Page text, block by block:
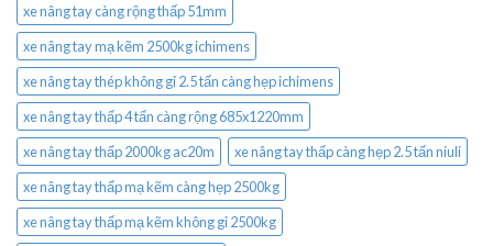
xe nâng tay càng rộng thấp 51mm
xe nâng tay mạ kẽm 2500kg ichimens
xe nâng tay thép không gỉ 2.5 tấn càng hẹp ichimens
xe nâng tay thấp 4 tấn càng rộng 685x1220mm
xe nâng tay thấp 2000kg ac20m
xe nâng tay thấp càng hẹp 2.5 tấn niuli
xe nâng tay thấp mạ kẽm càng hẹp 2500kg
xe nâng tay thấp mạ kẽm không gỉ 2500kg